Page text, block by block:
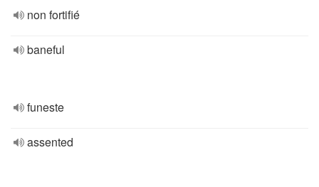
non fortifié
baneful
funeste
assented